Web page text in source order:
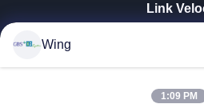
Link
Spettacolo
Wing
1:09 PM